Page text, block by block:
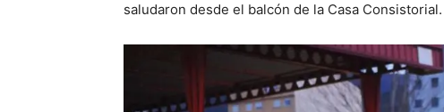
saludaron desde el balcón de la Casa Consistorial.